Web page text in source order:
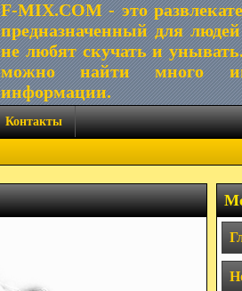
F-MIX.COM - это
предназначенный для
не любят скучать и
можно найти много
информации.
Контакты